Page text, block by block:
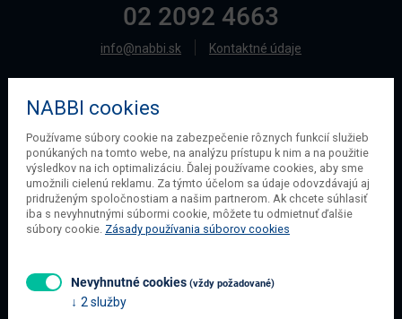
02 2092 4663
info@nabbi.sk Kontaktné údaje
O SPOLOČNOSTI
O našej spoločnosti
Obchodné podmienky
Ochrana osobných údajov
Blog
NABBI cookies
Používame súbory cookie na zabezpečenie rôznych funkcií služieb
ponúkaných na tomto webe, na analýzu prístupu k nim a na použitie
výsledkov na ich optimalizáciu. Ďalej používame cookies, aby sme
umožnili cielenú reklamu. Za týmto účelom sa údaje odovzdávajú aj
pridruženým spoločnostiam a našim partnerom. Ak chcete súhlasiť
iba s nevyhnutnými súbormi cookie, môžete tu odmietnuť ďalšie
súbory cookie. Zásady používania súborov cookies
Nevyhnutné cookies (vždy požadované)
2 služby